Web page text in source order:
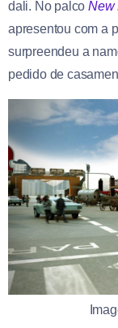
dali. No palco New
apresentou com a
surpreendeu a
pedido de